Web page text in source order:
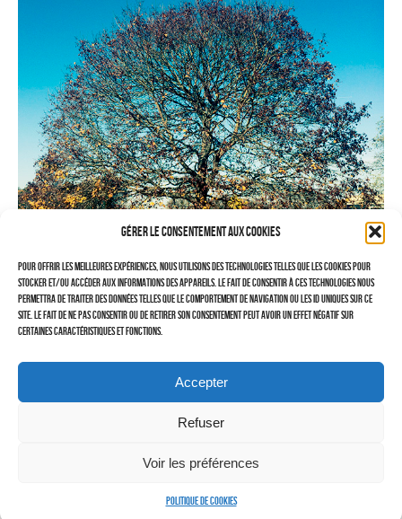
Gérer le consentement aux cookies
Pour offrir les meilleures expériences, nous utilisons des technologies telles que les cookies pour
stocker et/ou accéder aux informations des appareils. Le fait de consentir à ces technologies nous
permettra de traiter des données telles que le comportement de navigation ou les ID uniques sur ce
site. Le fait de ne pas consentir ou de retirer son consentement peut avoir un effet négatif sur
certaines caractéristiques et fonctions.
Accepter
Refuser
Voir les préférences
Politique de cookies
AUDIOVISUEL AÉRIEN
Imagerie Aérienne
PHOTOGRAMMÉTRIE
–
–
TRAVAILLEURS DU XXIÈ SIÈCLE
Tritptyques
CARNET DE NOTES (BLOG)
–
Politique de cookies (UE)
Toujours le même trajet, toujours le même arbre, toujours aussi beau !
PARTAGEZ RETOUR